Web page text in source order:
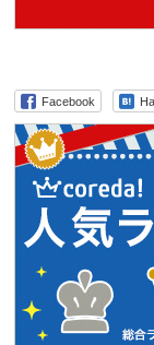
Facebook